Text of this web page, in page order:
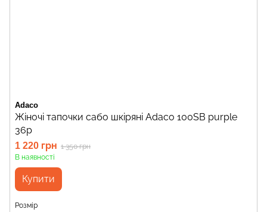
Adaco
Жіночі тапочки сабо шкіряні Adaco 100SB purple
36р
1 220 грн 1 350 грн
В наявності
Купити
Розмір